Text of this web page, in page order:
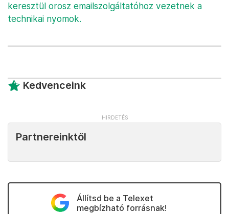
keresztül orosz emailszolgáltatóhoz vezetnek a
technikai nyomok.
Kedvenceink
Partnereinktől
Állítsd be a Telexet
megbízható forrásnak!